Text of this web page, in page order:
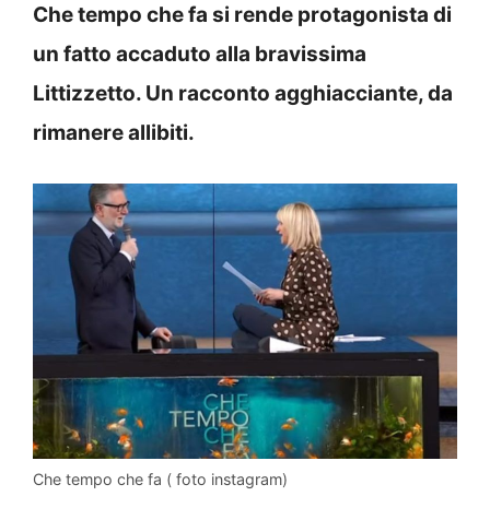
Che tempo che fa si rende protagonista di
un fatto accaduto alla bravissima
Littizzetto. Un racconto agghiacciante, da
rimanere allibiti.
Che tempo che fa ( foto instagram)